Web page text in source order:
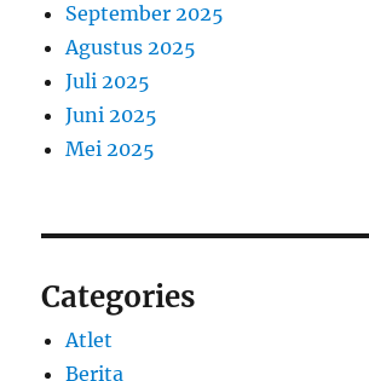
September 2025
Agustus 2025
Juli 2025
Juni 2025
Mei 2025
Categories
Atlet
Berita